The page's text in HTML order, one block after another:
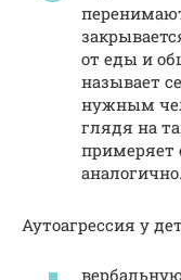
от еды и
называет
нужным
глядя на
примеряет
аналогично.
Аутоагрессия у